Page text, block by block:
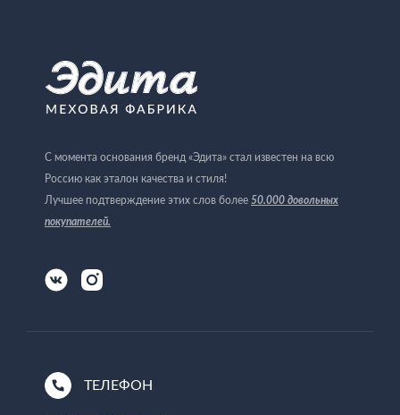
С момента основания бренд «Эдита» стал известен на всю
Россию как эталон качества и стиля!
Лучшее подтверждение этих слов более 50.000 довольных
покупателей.
ТЕЛЕФОН